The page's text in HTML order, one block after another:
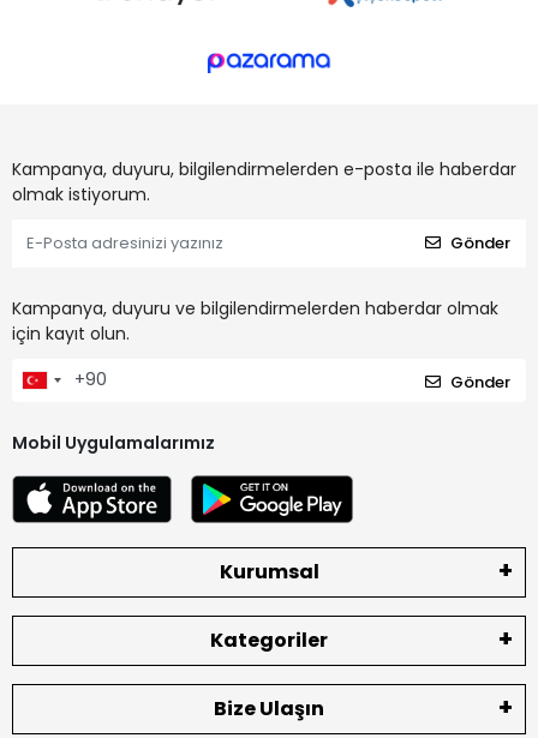
Kampanya, duyuru, bilgilendirmelerden e-posta ile haberdar
olmak istiyorum.
Gönder
Kampanya, duyuru ve bilgilendirmelerden haberdar olmak
için kayıt olun.
Gönder
Mobil Uygulamalarımız
Kurumsal
Kategoriler
Bize Ulaşın